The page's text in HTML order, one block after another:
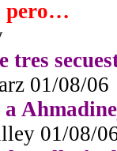
pero…
tres
01/08/06
01/08/